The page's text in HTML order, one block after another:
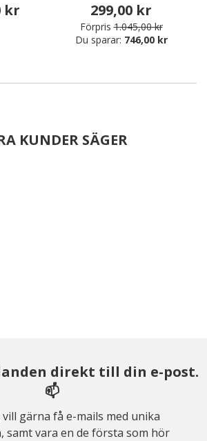
kr 299,00 kr
Förpris 1.045,00 kr
Du sparar: 746,00 kr
KUNDER SÄGER
direkt till din e-post.
📫
vill gärna få e-mails med unika
samt vara en de första som hör